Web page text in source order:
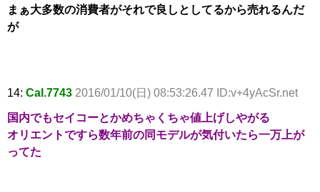
まぁ大多数の消費者がそれで良しとしてるから売れるんだ
が
14: Cal.7743 2016/01/10(日) 08:53:26.47 ID:v+4yAcSr.net
国内でもセイコーとかめちゃくちゃ値上げしやがる
オリエントですら数年前の同モデルが気付いたら一万上が
ってた